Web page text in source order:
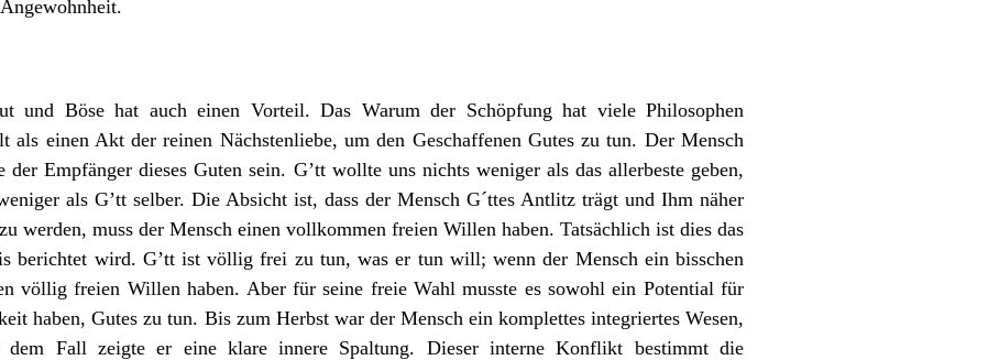
und Böse hat auch einen Vorteil. Das Warum der Schöpfung hat viele Philosophen
als einen Akt der reinen Nächstenliebe, um den Geschaffenen Gutes zu tun. Der Mensch
der Empfänger dieses Guten sein. G’tt wollte uns nichts weniger als das allerbeste geben,
als G’tt selber. Die Absicht ist, dass der Mensch G´ttes Antlitz trägt und Ihm näher
werden, muss der Mensch einen vollkommen freien Willen haben. Tatsächlich ist dies das
berichtet wird. G’tt ist völlig frei zu tun, was er tun will; wenn der Mensch ein bisschen
völlig freien Willen haben. Aber für seine freie Wahl musste es sowohl ein Potential für
haben, Gutes zu tun. Bis zum Herbst war der Mensch ein komplettes integriertes Wesen,
Fall zeigte er eine klare innere Spaltung. Dieser interne Konflikt bestimmt die